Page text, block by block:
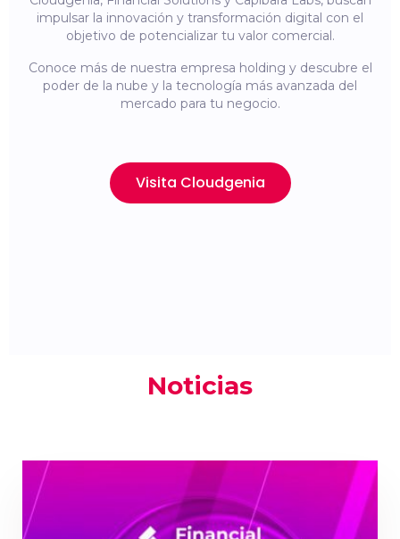
impulsar la innovación y transformación digital con el
objetivo de potencializar tu valor comercial.
Conoce más de nuestra empresa holding y descubre el
poder de la nube y la tecnología más avanzada del
mercado para tu negocio.
Visita Cloudgenia
Noticias